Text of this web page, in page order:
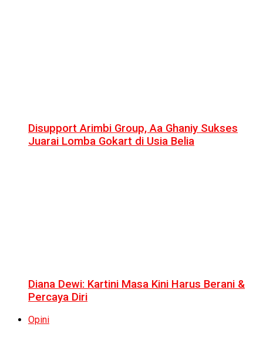
Disupport Arimbi Group, Aa Ghaniy Sukses
Juarai Lomba Gokart di Usia Belia
Diana Dewi: Kartini Masa Kini Harus Berani &
Percaya Diri
Opini